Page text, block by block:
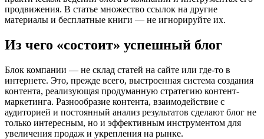
продвижения. В статье множество ссылок на другие
материалы и бесплатные книги — не игнорируйте их.
Из чего «состоит» успешный блог
Блок компании — не склад статей на сайте или где‑то в
интернете. Это, прежде всего, выстроенная система создания
контента, реализующая продуманную стратегию контент-
маркетинга. Разнообразие контента, взаимодействие с
аудиторией и постоянный анализ результатов сделают блог не
только интересным, но и эффективным инструментом для
увеличения продаж и укрепления на рынке.